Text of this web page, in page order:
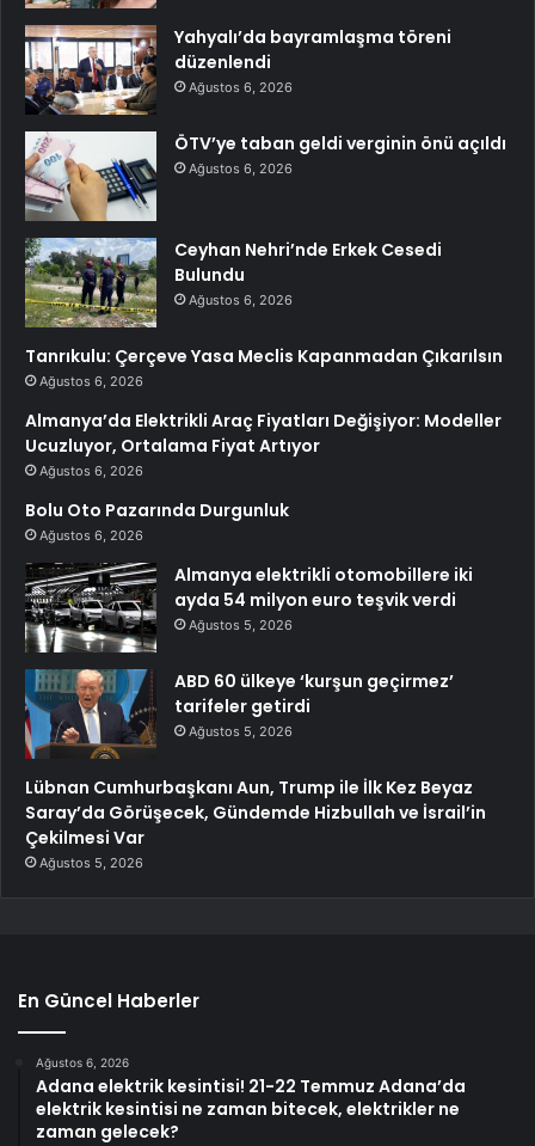
Yahyalı’da bayramlaşma töreni
düzenlendi
Ağustos 6, 2026
ÖTV’ye taban geldi verginin önü açıldı
Ağustos 6, 2026
Ceyhan Nehri’nde Erkek Cesedi
Bulundu
Ağustos 6, 2026
Tanrıkulu: Çerçeve Yasa Meclis Kapanmadan Çıkarılsın
Ağustos 6, 2026
Almanya’da Elektrikli Araç Fiyatları Değişiyor: Modeller
Ucuzluyor, Ortalama Fiyat Artıyor
Ağustos 6, 2026
Bolu Oto Pazarında Durgunluk
Ağustos 6, 2026
Almanya elektrikli otomobillere iki
ayda 54 milyon euro teşvik verdi
Ağustos 5, 2026
ABD 60 ülkeye ‘kurşun geçirmez’
tarifeler getirdi
Ağustos 5, 2026
Lübnan Cumhurbaşkanı Aun, Trump ile İlk Kez Beyaz
Saray’da Görüşecek, Gündemde Hizbullah ve İsrail’in
Çekilmesi Var
Ağustos 5, 2026
En Güncel Haberler
Ağustos 6, 2026
Adana elektrik kesintisi! 21-22 Temmuz Adana’da
elektrik kesintisi ne zaman bitecek, elektrikler ne
zaman gelecek?